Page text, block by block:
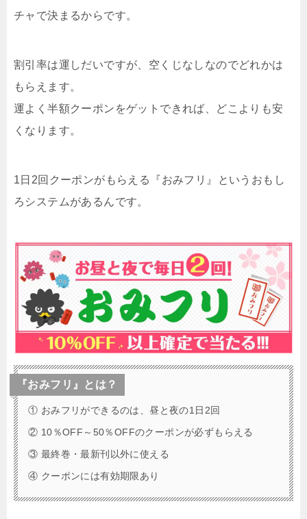
チャで決まるからです。
割引率は運しだいですが、空くじなしなのでどれかは
もらえます。
運よく半額クーポンをゲットできれば、どこよりも安
くなります。
1日2回クーポンがもらえる『おみフリ』というおもし
ろシステムがあるんです。
『おみフリ』とは？
① おみフリができるのは、昼と夜の1日2回
② 10％OFF～50％OFFのクーポンが必ずもらえる
③ 最終巻・最新刊以外に使える
④ クーポンには有効期限あり